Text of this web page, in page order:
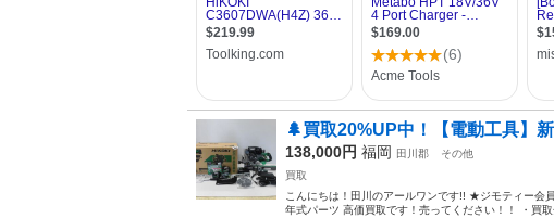
🌲買取20%UP中！【電動工具】
138,000円 福岡 田川郡
その他
買取
こんにちは！田川のアールワンです!! ★ジモティー
年式パーツ 高価買取です！売ってください！！ ・買